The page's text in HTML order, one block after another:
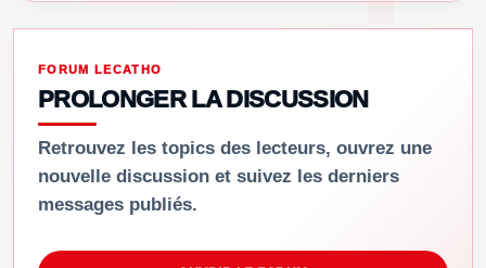
FORUM LECATHO
PROLONGER LA DISCUSSION
Retrouvez les topics des lecteurs, ouvrez une
nouvelle discussion et suivez les derniers
messages publiés.